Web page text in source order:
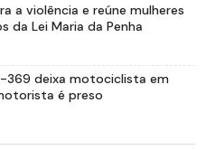
a violência e reúne mulheres
da Lei Maria da Penha
369 deixa motociclista em
é preso